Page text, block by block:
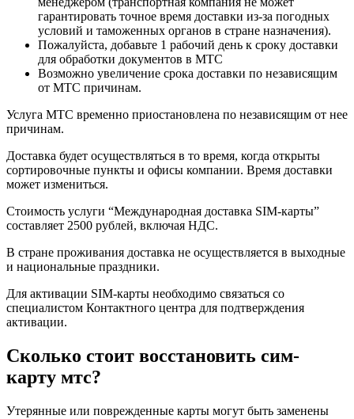
гарантировать точное время доставки из-за погодных
условий и таможенных органов в стране назначения).
Пожалуйста, добавьте 1 рабочий день к сроку доставки
для обработки документов в МТС
Возможно увеличение срока доставки по независящим
от МТС причинам.
Услуга МТС временно приостановлена по независящим от нее
причинам.
Доставка будет осуществляться в то время, когда открыты
сортировочные пункты и офисы компании. Время доставки
может измениться.
Стоимость услуги “Международная доставка SIM-карты”
составляет 2500 рублей, включая НДС.
В стране проживания доставка не осуществляется в выходные
и национальные праздники.
Для активации SIM-карты необходимо связаться со
специалистом Контактного центра для подтверждения
активации.
Сколько стоит восстановить сим-
карту мтс?
Утерянные или поврежденные карты могут быть заменены